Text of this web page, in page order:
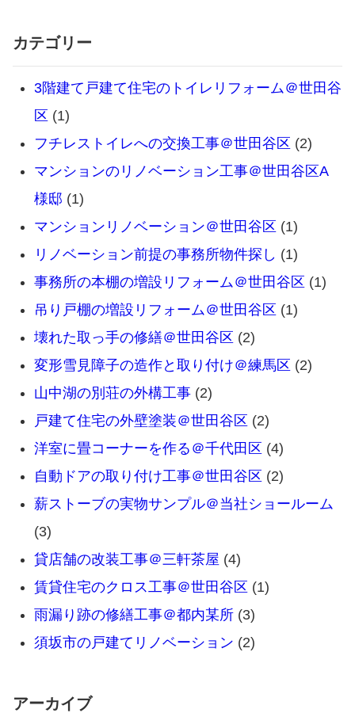
カテゴリー
3階建て戸建て住宅のトイレリフォーム＠世田谷
区 (1)
フチレストイレへの交換工事＠世田谷区 (2)
マンションのリノベーション工事＠世田谷区A
様邸 (1)
マンションリノベーション＠世田谷区 (1)
リノベーション前提の事務所物件探し (1)
事務所の本棚の増設リフォーム＠世田谷区 (1)
吊り戸棚の増設リフォーム＠世田谷区 (1)
壊れた取っ手の修繕＠世田谷区 (2)
変形雪見障子の造作と取り付け＠練馬区 (2)
山中湖の別荘の外構工事(2)
戸建て住宅の外壁塗装＠世田谷区 (2)
洋室に畳コーナーを作る＠千代田区 (4)
自動ドアの取り付け工事＠世田谷区 (2)
薪ストーブの実物サンプル＠当社ショールーム
(3)
貸店舗の改装工事＠三軒茶屋 (4)
賃貸住宅のクロス工事＠世田谷区 (1)
雨漏り跡の修繕工事＠都内某所(3)
須坂市の戸建てリノベーション (2)
アーカイブ